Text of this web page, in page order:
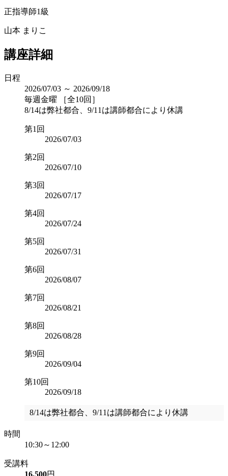
正指導師1級
山本 まりこ
講座詳細
日程
2026/07/03 ～ 2026/09/18
毎週金曜 ［全10回］
8/14は弊社都合、9/11は講師都合により休講
第1回
2026/07/03
第2回
2026/07/10
第3回
2026/07/17
第4回
2026/07/24
第5回
2026/07/31
第6回
2026/08/07
第7回
2026/08/21
第8回
2026/08/28
第9回
2026/09/04
第10回
2026/09/18
8/14は弊社都合、9/11は講師都合により休講
時間
10:30～12:00
受講料
16,500円